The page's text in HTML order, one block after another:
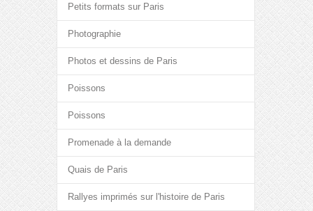
Petits formats sur Paris
Photographie
Photos et dessins de Paris
Poissons
Poissons
Promenade à la demande
Quais de Paris
Rallyes imprimés sur l'histoire de Paris